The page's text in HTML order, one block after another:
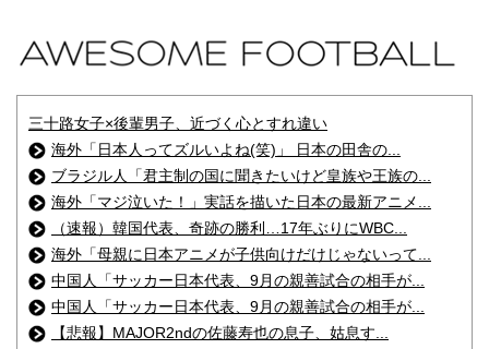
三十路女子×後輩男子、近づく心とすれ違い
海外「日本人ってズルいよね(笑)」 日本の田舎の...
ブラジル人「君主制の国に聞きたいけど皇族や王族の...
海外「マジ泣いた！」実話を描いた日本の最新アニメ...
（速報）韓国代表、奇跡の勝利…17年ぶりにWBC...
海外「母親に日本アニメが子供向けだけじゃないって...
中国人「サッカー日本代表、9月の親善試合の相手が...
中国人「サッカー日本代表、9月の親善試合の相手が...
【悲報】MAJOR2ndの佐藤寿也の息子、姑息す...